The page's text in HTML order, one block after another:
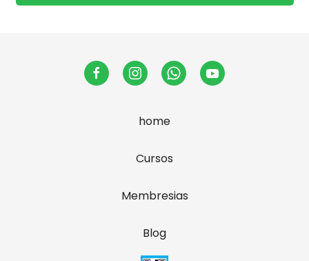
home
Cursos
Membresias
Blog